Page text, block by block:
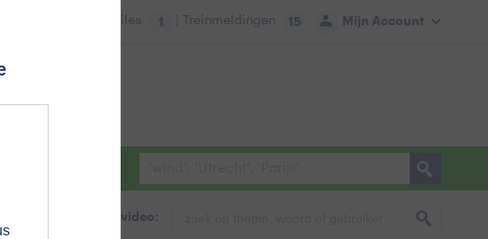
Mijn Account
Files 1 | Treinmeldingen 15
Zoeken in foto & video: